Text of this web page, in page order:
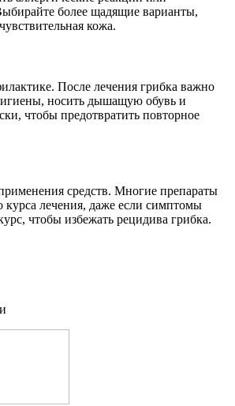
более щадящие варианты,
кожа.
После лечения грибка важно
носить дышащую обувь и
чтобы предотвратить повторное
средств. Многие препараты
курса лечения, даже если симптомы
чтобы избежать рецидива грибка.